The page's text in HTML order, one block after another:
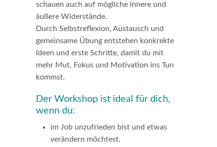
schauen auch auf mögliche innere und
äußere Widerstände.
Durch Selbstreflexion, Austausch und
gemeinsame Übung entstehen konkrekte
Ideen und erste Schritte, damit du mit
mehr Mut, Fokus und Motivation ins Tun
kommst.
Der Workshop ist ideal für dich,
wenn du:
im Job unzufrieden bist und etwas
verändern möchtest.